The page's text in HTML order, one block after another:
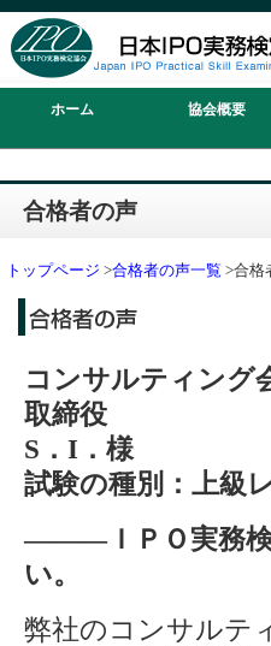
ホーム 協会概要
合格者の声
トップページ >合格者の声一覧 >合格
コンサルティング
取締役
S．I．様
試験の種別：上級
―――ＩＰＯ実務検
い。
弊社のコンサルテ